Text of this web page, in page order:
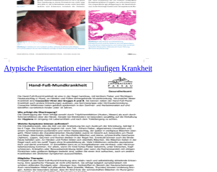
Atypische Präsentation einer häufigen Krankheit